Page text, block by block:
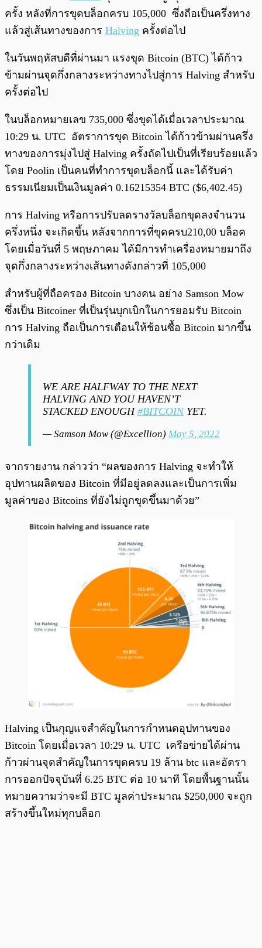
ครั้ง หลังที่การขุดบล็อกครบ 105,000 ซึ่งถือเป็นครึ่งทาง
แล้วสู่เส้นทางของการ Halving ครั้งต่อไป
ในวันพฤหัสบดีที่ผ่านมา แรงขุด Bitcoin (BTC) ได้ก้าว
ข้ามผ่านจุดกึ่งกลางระหว่างทางไปสู่การ Halving สำหรับ
ครั้งต่อไป
ในบล็อกหมายเลข 735,000 ซึ่งขุดได้เมื่อเวลาประมาณ
10:29 น. UTC อัตราการขุด Bitcoin ได้ก้าวข้ามผ่านครึ่ง
ทางของการมุ่งไปสู่ Halving ครั้งถัดไปเป็นที่เรียบร้อยแล้ว
โดย Poolin เป็นคนที่ทำการขุดบล็อกนี้ และได้รับค่า
ธรรมเนียมเป็นเงินมูลค่า 0.16215354 BTC ($6,402.45)
การ Halving หรือการปรับลดรางวัลบล็อกขุดลงจำนวน
ครึ่งหนึ่ง จะเกิดขึ้น หลังจากการที่ขุดครบ210,00 บล็อค
โดยเมื่อวันที่ 5 พฤษภาคม ได้มีการทำเครื่องหมายมาถึง
จุดกึ่งกลางระหว่างเส้นทางดังกล่าวที่ 105,000
สำหรับผู้ที่ถือครอง Bitcoin บางคน อย่าง Samson Mow
ซึ่งเป็น Bitcoiner ที่เป็นรุ่นบุกเบิกในการยอมรับ Bitcoin
การ Halving ถือเป็นการเตือนให้ช้อนซื้อ Bitcoin มากขึ้น
กว่าเดิม
WE ARE HALFWAY TO THE NEXT
HALVING AND YOU HAVEN’T
STACKED ENOUGH #BITCOINYET.
— Samson Mow (@Excellion) May 5, 2022
จากรายงาน กล่าวว่า “ผลของการ Halving จะทำให้
อุปทานผลิตของ Bitcoin ที่มีอยู่ลดลงและเป็นการเพิ่ม
มูลค่าของ Bitcoins ที่ยังไม่ถูกขุดขึ้นมาด้วย”
Halving เป็นกุญแจสำคัญในการกำหนดอุปทานของ
Bitcoin โดยเมื่อเวลา 10:29 น. UTC เครือข่ายได้ผ่าน
ก้าวผ่านจุดสำคัญในการขุดครบ 19 ล้าน btc และอัตรา
การออกปัจจุบันที่ 6.25 BTC ต่อ 10 นาที โดยพื้นฐานนั้น
หมายความว่าจะมี BTC มูลค่าประมาณ $250,000 จะถูก
สร้างขึ้นใหม่ทุกบล็อก